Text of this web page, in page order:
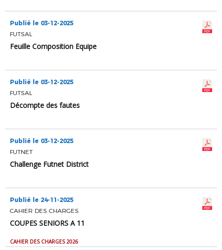
Publié le 03-12-2025
FUTSAL
Feuille Composition Équipe
Publié le 03-12-2025
FUTSAL
Décompte des fautes
Publié le 03-12-2025
FUTNET
Challenge Futnet District
Publié le 24-11-2025
CAHIER DES CHARGES
COUPES SENIORS A 11
CAHIER DES CHARGES 2026